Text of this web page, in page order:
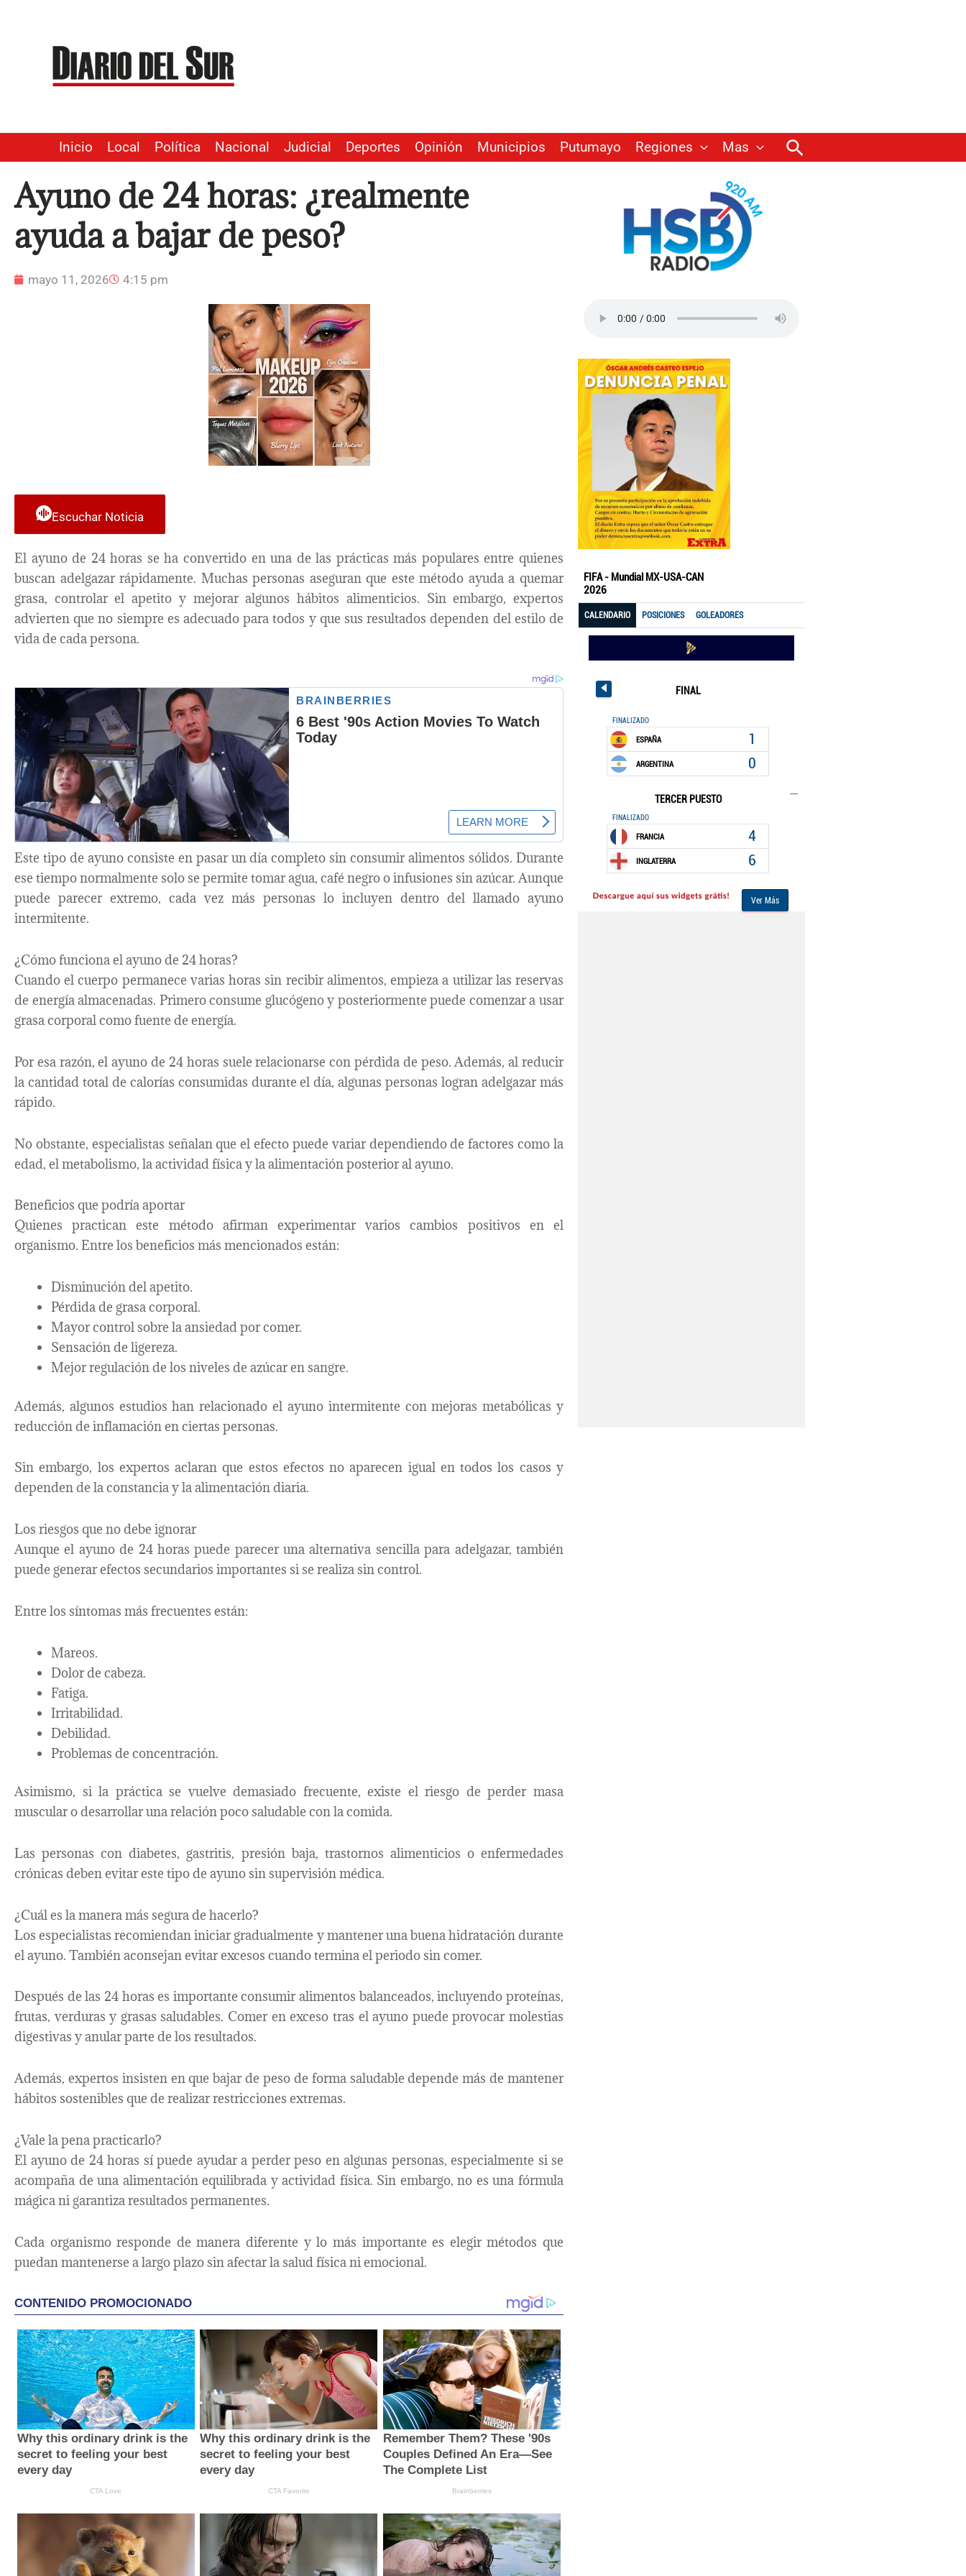
contenido
Inicio Local Política Nacional Judicial Deportes Opinión Municipios Putumayo Regiones Mas Buscar
Ayuno de 24 horas: ¿realmente
ayuda a bajar de peso?
mayo 11, 2026 4:15 pm
Escuchar Noticia
El ayuno de 24 horas se ha convertido en una de las prácticas más populares entre quienes
buscan adelgazar rápidamente. Muchas personas aseguran que este método ayuda a quemar
grasa, controlar el apetito y mejorar algunos hábitos alimenticios. Sin embargo, expertos
advierten que no siempre es adecuado para todos y que sus resultados dependen del estilo de
vida de cada persona.
Este tipo de ayuno consiste en pasar un día completo sin consumir alimentos sólidos. Durante
ese tiempo normalmente solo se permite tomar agua, café negro o infusiones sin azúcar. Aunque
puede parecer extremo, cada vez más personas lo incluyen dentro del llamado ayuno
intermitente.
¿Cómo funciona el ayuno de 24 horas?
Cuando el cuerpo permanece varias horas sin recibir alimentos, empieza a utilizar las reservas
de energía almacenadas. Primero consume glucógeno y posteriormente puede comenzar a usar
grasa corporal como fuente de energía.
Por esa razón, el ayuno de 24 horas suele relacionarse con pérdida de peso. Además, al reducir
la cantidad total de calorías consumidas durante el día, algunas personas logran adelgazar más
rápido.
No obstante, especialistas señalan que el efecto puede variar dependiendo de factores como la
edad, el metabolismo, la actividad física y la alimentación posterior al ayuno.
Beneficios que podría aportar
Quienes practican este método afirman experimentar varios cambios positivos en el
organismo. Entre los beneficios más mencionados están:
Disminución del apetito.
Pérdida de grasa corporal.
Mayor control sobre la ansiedad por comer.
Sensación de ligereza.
Mejor regulación de los niveles de azúcar en sangre.
Además, algunos estudios han relacionado el ayuno intermitente con mejoras metabólicas y
reducción de inflamación en ciertas personas.
Sin embargo, los expertos aclaran que estos efectos no aparecen igual en todos los casos y
dependen de la constancia y la alimentación diaria.
Los riesgos que no debe ignorar
Aunque el ayuno de 24 horas puede parecer una alternativa sencilla para adelgazar, también
puede generar efectos secundarios importantes si se realiza sin control.
Entre los síntomas más frecuentes están:
Mareos.
Dolor de cabeza.
Fatiga.
Irritabilidad.
Debilidad.
Problemas de concentración.
Asimismo, si la práctica se vuelve demasiado frecuente, existe el riesgo de perder masa
muscular o desarrollar una relación poco saludable con la comida.
Las personas con diabetes, gastritis, presión baja, trastornos alimenticios o enfermedades
crónicas deben evitar este tipo de ayuno sin supervisión médica.
¿Cuál es la manera más segura de hacerlo?
Los especialistas recomiendan iniciar gradualmente y mantener una buena hidratación durante
el ayuno. También aconsejan evitar excesos cuando termina el periodo sin comer.
Después de las 24 horas es importante consumir alimentos balanceados, incluyendo proteínas,
frutas, verduras y grasas saludables. Comer en exceso tras el ayuno puede provocar molestias
digestivas y anular parte de los resultados.
Además, expertos insisten en que bajar de peso de forma saludable depende más de mantener
hábitos sostenibles que de realizar restricciones extremas.
¿Vale la pena practicarlo?
El ayuno de 24 horas sí puede ayudar a perder peso en algunas personas, especialmente si se
acompaña de una alimentación equilibrada y actividad física. Sin embargo, no es una fórmula
mágica ni garantiza resultados permanentes.
Cada organismo responde de manera diferente y lo más importante es elegir métodos que
puedan mantenerse a largo plazo sin afectar la salud física ni emocional.